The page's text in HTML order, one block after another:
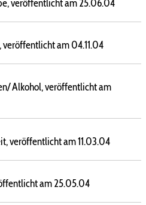
veröffentlicht am 25.06.04
veröffentlicht am 04.11.04
Alkohol, veröffentlicht am
veröffentlicht am 11.03.04
am 25.05.04